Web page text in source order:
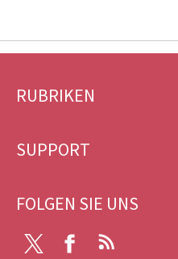
Footer
RUBRIKEN
SUPPORT
FOLGEN SIE UNS
Facebook